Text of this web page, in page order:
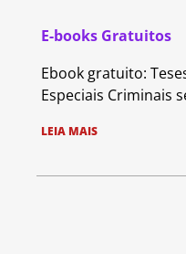
E-books Gratuitos
Ebook gratuito:
Especiais Criminais
LEIA MAIS